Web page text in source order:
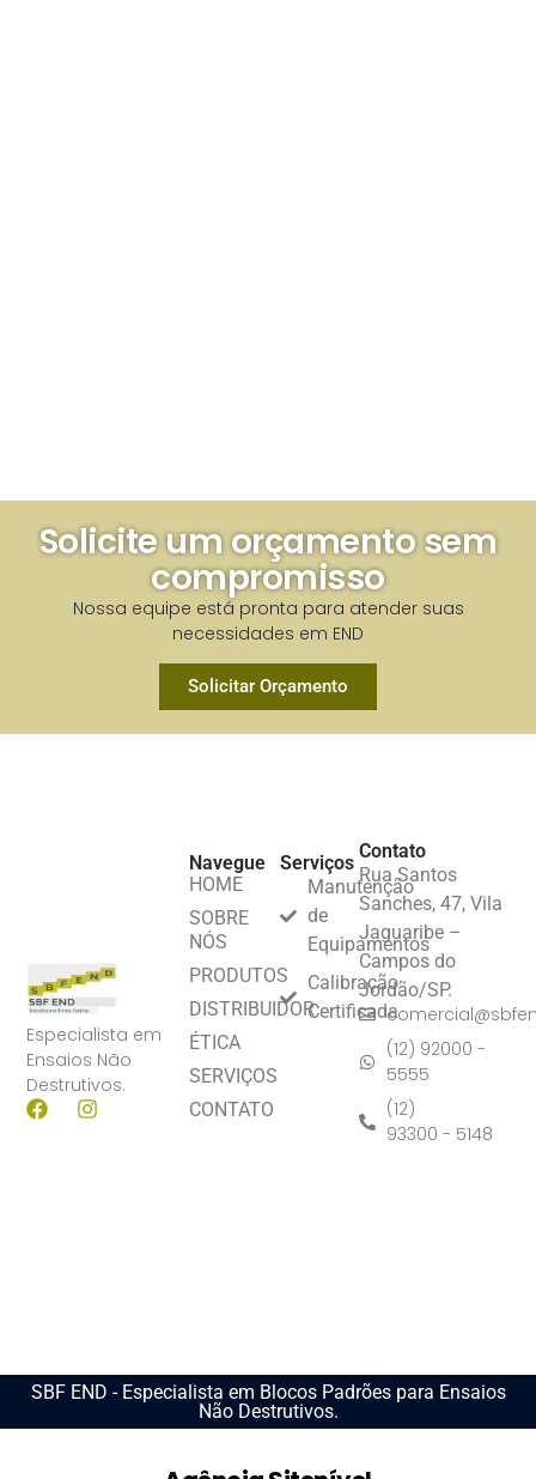
Solicite um orçamento sem
compromisso​
Nossa equipe está pronta para atender suas
necessidades em END​
Solicitar Orçamento
Especialista em
Ensaios Não
Destrutivos.
Serviços
Manutenção
de
Equipamentos
Calibração
Certificada
Navegue
HOME
SOBRE
NÓS
PRODUTOS
DISTRIBUIDOR
ÉTICA
SERVIÇOS
CONTATO
Contato
Rua Santos
Sanches, 47, Vila
Jaguaribe –
Campos do
Jordão/SP.
(12) 92000 -
5555
(12)
93300 - 5148
SBF END - Especialista em Blocos Padrões para Ensaios
Não Destrutivos.